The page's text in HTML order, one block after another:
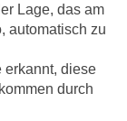
Lage, das am
automatisch zu
erkannt, diese
durch